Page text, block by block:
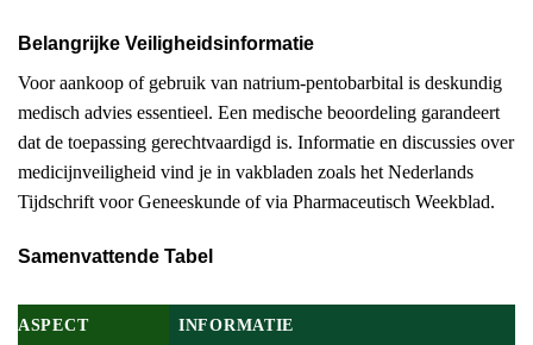
Belangrijke Veiligheidsinformatie
Voor aankoop of gebruik van natrium-pentobarbital is deskundig
medisch advies essentieel. Een medische beoordeling garandeert
dat de toepassing gerechtvaardigd is. Informatie en discussies over
medicijnveiligheid vind je in vakbladen zoals het Nederlands
Tijdschrift voor Geneeskunde of via Pharmaceutisch Weekblad.
Samenvattende Tabel
ASPECT INFORMATIE